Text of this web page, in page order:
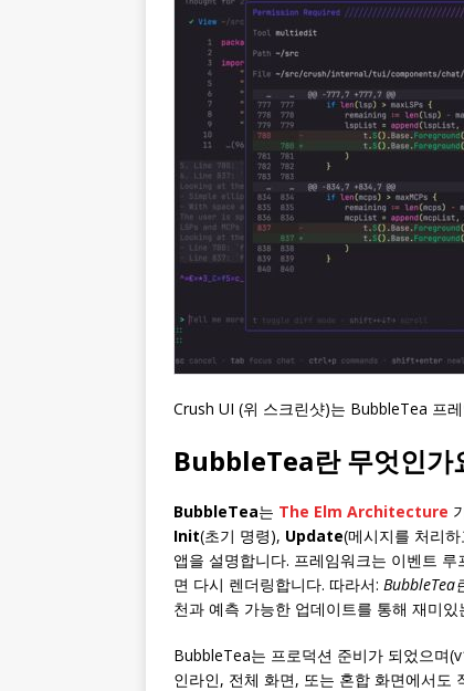
Crush UI (위 스크린샷)는 BubbleTea 프
BubbleTea란 무엇인가
BubbleTea는 The Elm Architecture
Init(초기 명령), Update(메시지를 처리
앱을 설명합니다. 프레임워크는 이벤트
면 다시 렌더링합니다. 따라서: BubbleTea
천과 예측 가능한 업데이트를 통해 재미
BubbleTea는 프로덕션 준비가 되었으며
인라인, 전체 화면, 또는 혼합 화면에서도